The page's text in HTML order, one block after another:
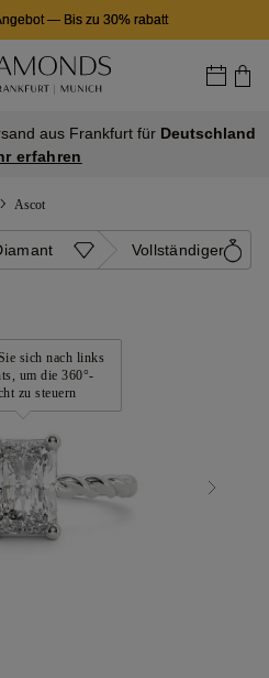
— Bis zu 30% rabatt
aus Frankfurt für Deutschland
erfahren
Ascot
Vollständiger
sich nach links
um die 360°-
zu steuern